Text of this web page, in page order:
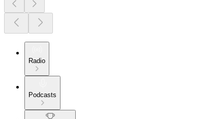
Radio
Podcasts